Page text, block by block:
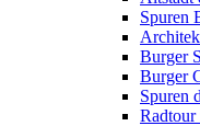
Spuren
Burger
Burger
Spuren
Radtour